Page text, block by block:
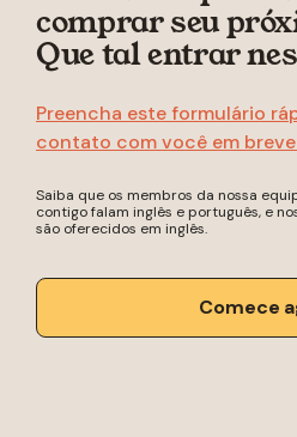
comprar seu
Que tal entrar
Preencha este formulário
contato com você em
Saiba que os membros da nossa
contigo falam inglês e português, e
são oferecidos em inglês.
Comece